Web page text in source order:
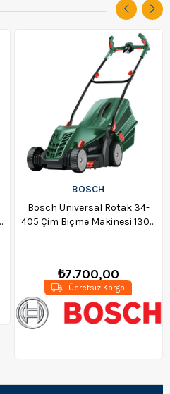
BOSCH
Bosch Universal Rotak 34-
405 Çim Biçme Makinesi 1300
₺7.700,00
Ücretsiz Kargo